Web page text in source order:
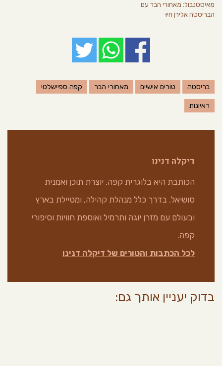
מאיסטנבול: מאחורי הבר עם
הבריסטה אלירן חיוּ
בריסטה טורים אישיים מאחורי הבר קפה ספיישלטי
ראיונות
דיקלה דנינו
הכותבת היא בלוגרית קפה, יוצרת תוכן ואמנית
סושיאל. בדרך כלל מנהלת קהילה, ומטיילת בארץ
ובעולם עם מזרן יוגה ותרמיל ואוספת חוויות וסיפורי
קפה.
לכל הכתבות והטורים של דיקלה דנינו
בדוק יעניין אותך גם: